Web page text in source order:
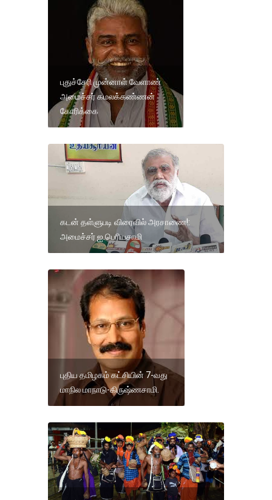
புதுச்சேரி முன்னாள் வேளாண்
அமைச்சர் கமலக்கண்ணன்
கோரிக்கை
கடன் தள்ளுபடி விரைவில் அரசாணை!:
அமைச்சர் ஐ.பெரியசாமி
புதிய தமிழகம் கட்சியின் 7-வது
மாநில மாநாடு-கிருஷ்ணசாமி.